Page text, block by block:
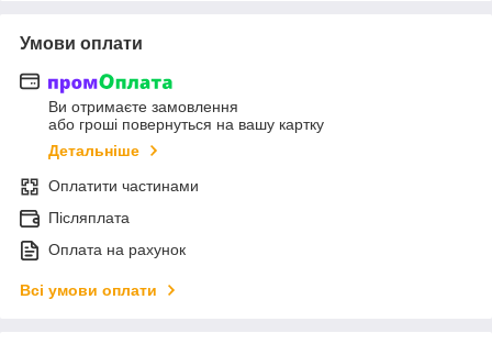
Умови оплати
Ви отримаєте замовлення
або гроші повернуться на вашу картку
Детальніше
Оплатити частинами
Післяплата
Оплата на рахунок
Всі умови оплати